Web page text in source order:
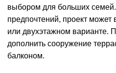
выбором для больших
предпочтений, проект
или двухэтажном варианте.
дополнить сооружение
балконом.